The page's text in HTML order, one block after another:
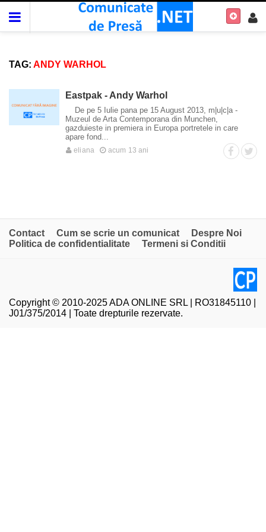
TAG: ANDY WARHOL
Eastpak - Andy Warhol
De pe 5 Iulie pana pe 15 August 2013, m|u|c|a -
Muzeul de Arta Contemporana din Munchen,
gazduieste in premiera in Europa portretele in care
apare fond...
eliana acum 13 ani
Contact Cum se scrie un comunicat
Despre Noi
Politica de confidentialitate
Termeni si Conditii
Copyright © 2010-2025 ADA ONLINE SRL | RO31845110 |
J01/375/2014 | Toate drepturile rezervate.